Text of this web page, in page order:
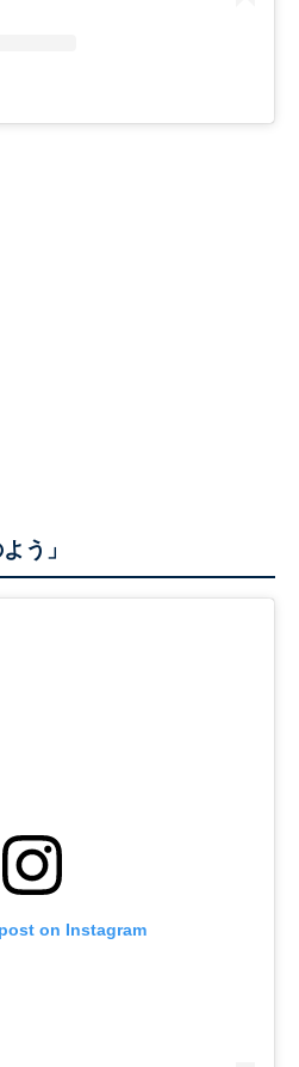
う」
on Instagram